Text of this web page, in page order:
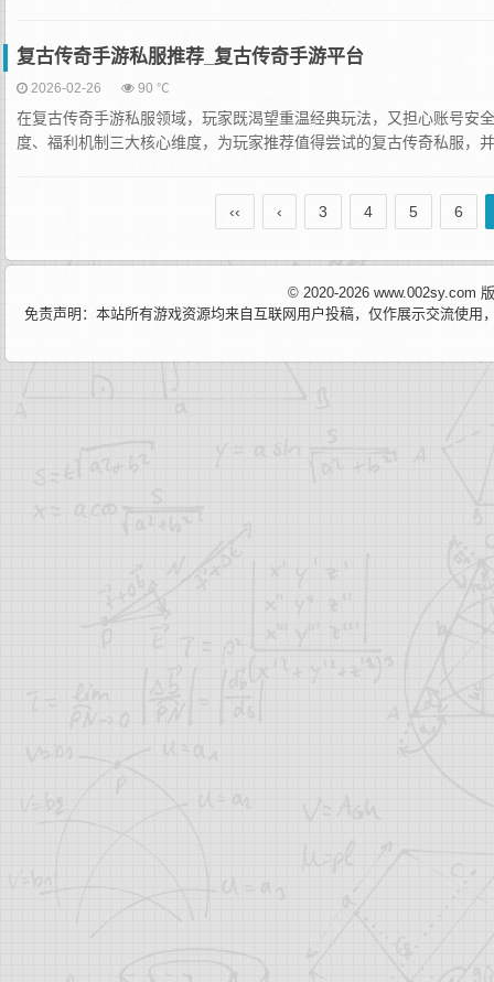
复古传奇手游私服推荐_复古传奇手游平台
2026-02-26 90 ℃
在复古传奇手游私服领域，玩家既渴望重温经典玩法，又担心账号
度、福利机制三大核心维度，为玩家推荐值得尝试的复古传奇私服，
‹‹ ‹ 3 4 5 6
© 2020-2026 www.002sy.com
免责声明：本站所有游戏资源均来自互联网用户投稿，仅作展示交流使